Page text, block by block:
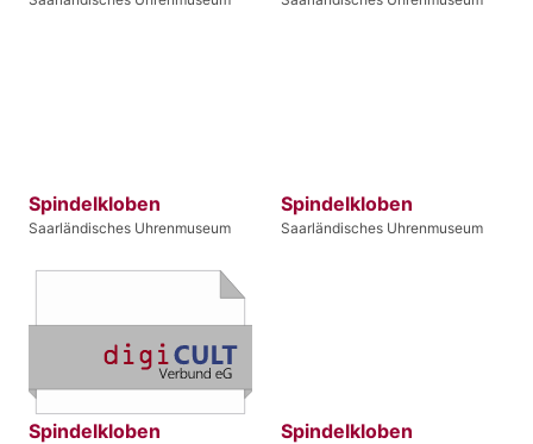
Spindelkloben
Saarländisches Uhrenmuseum
Spindelkloben
Saarländisches Uhrenmuseum
Spindelkloben Spindelkloben